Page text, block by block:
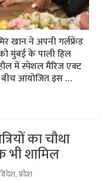
खान ने अपनी गर्लफ्रेंड
मुंबई के पाली हिल
में स्पेशल मैरिज एक्ट
बीच आयोजित इस …
का चौथा
भी शामिल
,प्रदेश